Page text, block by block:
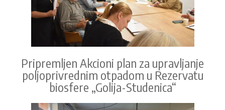
Pripremljen Akcioni plan za upravljanje
poljoprivrednim otpadom u Rezervatu
biosfere „Golija-Studenica“